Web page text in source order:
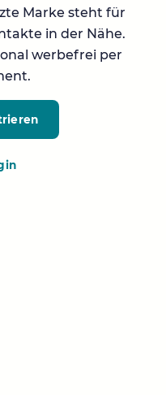
Marke steht für
in der Nähe.
werbefrei per